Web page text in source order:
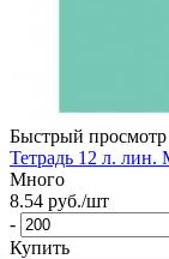
Быстрый просмотр
Тетрадь 12 л. лин.
Много
8.54 руб./шт
-
Купить